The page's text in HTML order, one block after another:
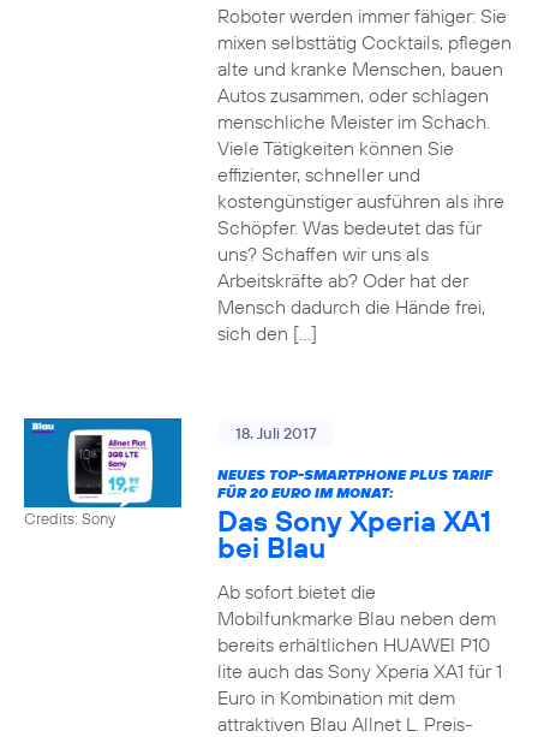
Roboter werden immer fähiger: Sie
mixen selbsttätig Cocktails, pflegen
alte und kranke Menschen, bauen
Autos zusammen, oder schlagen
menschliche Meister im Schach.
Viele Tätigkeiten können Sie
effizienter, schneller und
kostengünstiger ausführen als ihre
Schöpfer. Was bedeutet das für
uns? Schaffen wir uns als
Arbeitskräfte ab? Oder hat der
Mensch dadurch die Hände frei,
sich den […]
Credits: Sony
18. Juli 2017
NEUES TOP-SMARTPHONE PLUS TARIF
FÜR 20 EURO IM MONAT:
Das Sony Xperia XA1
bei Blau
Ab sofort bietet die
Mobilfunkmarke Blau neben dem
bereits erhältlichen HUAWEI P10
lite auch das Sony Xperia XA1 für 1
Euro in Kombination mit dem
attraktiven Blau Allnet L. Preis-